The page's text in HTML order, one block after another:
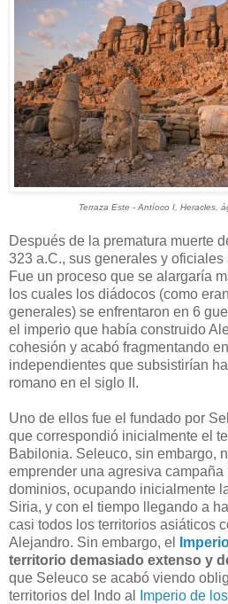
Terraza Este - Antíoco I, Heracles,
Después de la prematura muerte
323 a.C., sus generales y
Fue un proceso que se alargaría
los cuales los diádocos (como
generales) se enfrentaron en 6
el imperio que había construido
cohesión y acabó fragmentando
independientes que subsistirían
romano en el siglo II.
Uno de ellos fue el fundado por
que correspondió inicialmente el
Babilonia. Seleuco, sin embargo,
emprender una agresiva
dominios, ocupando inicialmente
Siria, y con el tiempo llegando a
casi todos los territorios asiáticos
Alejandro. Sin embargo, el
territorio demasiado extenso y
que Seleuco se acabó viendo
territorios del Indo al
Imperio de